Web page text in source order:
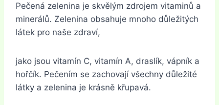
Pečená zelenina je skvělým zdrojem vitaminů a
minerálů. Zelenina obsahuje mnoho důležitých
látek pro naše zdraví,
jako jsou vitamín C, vitamín A, draslík, vápník a
hořčík. Pečením se zachovají všechny důležité
látky a zelenina je krásně křupavá.